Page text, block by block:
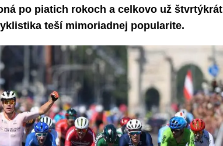
po piatich rokoch a celkovo už štvrtýkrát
teší mimoriadnej popularite.